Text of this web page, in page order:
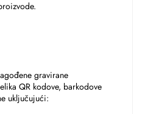
gravirane
QR kodove, barkodove
uključujući: